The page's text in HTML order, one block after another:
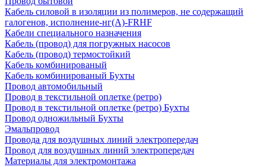
Кабель силовой в изоляции из полимеров, не содержащий
галогенов, исполнение-нг(А)-FRHF
Кабели специального назначения
Кабель (провод) для погружных насосов
Кабель (провод) термостойкий
Кабель комбинированый
Кабель комбинированый Бухты
Провод автомобильный
Провод в текстильной оплетке (ретро)
Провод в текстильной оплетке (ретро) Бухты
Провод одножильный Бухты
Эмальпровод
Провода для воздушных линий электропередач
Провод для воздушных линий электропередач
Материалы для электромонтажа